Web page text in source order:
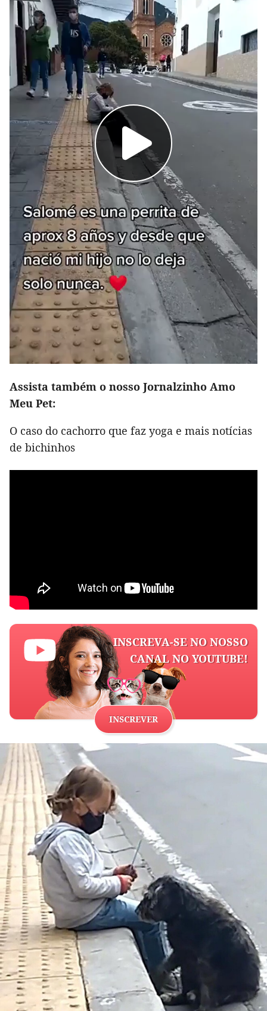
Assista também o nosso Jornalzinho Amo
Meu Pet:
O caso do cachorro que faz yoga e mais notícias
de bichinhos
INSCREVA-SE NO NOSSO
CANAL NO YOUTUBE!
INSCREVER